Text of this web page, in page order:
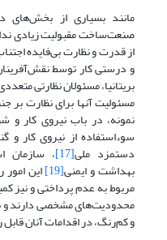
مانند بسیاری از بخش‌‌‌های
صنعت‌ساخت‌ مقبولیت زیادی
از قدرت و نظارت بی‌فایده
و درستی کار توسط
بریتانیا، مسئولان نظارتی
مسئولیت آنها برای نظارت بر
نمونه، در باب نیروی کار و
سوء‌استفاده از نیروی کار و
دستمزد ملی[17] ، سازمان
بهداشت و ایمنی[19] این امور
مربوط به عدم پرداختی و نیز
محدودیت‌های مشخصی دارند و
و کم‌رنگ، در اقدامات آنان